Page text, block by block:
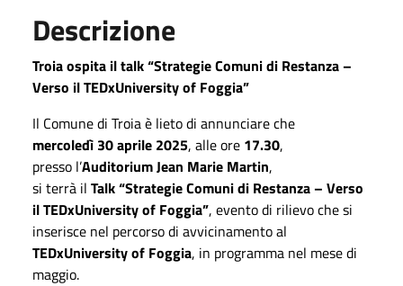
Descrizione
Troia ospita il talk “Strategie Comuni di Restanza –
Verso il TEDxUniversity of Foggia”
Il Comune di Troia è lieto di annunciare che
mercoledì 30 aprile 2025, alle ore 17.30,
presso l’Auditorium Jean Marie Martin,
si terrà il Talk “Strategie Comuni di Restanza – Verso
il TEDxUniversity of Foggia”, evento di rilievo che si
inserisce nel percorso di avvicinamento al
TEDxUniversity of Foggia, in programma nel mese di
maggio.